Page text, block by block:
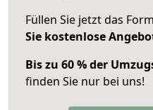
Füllen Sie jetzt das
Sie kostenlose
Bis zu 60 % der
finden Sie nur bei uns!